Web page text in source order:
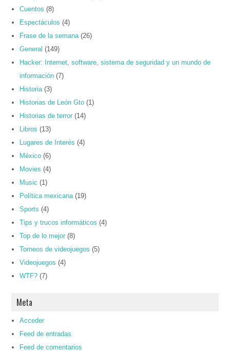
Cuentos (8)
Espectáculos (4)
Frase de la semana (26)
General (149)
Hacker: Internet, software, sistema de seguridad y un mundo de
información (7)
Historia (3)
Historias de León Gto (1)
Historias de terror (14)
Libros (13)
Lugares de Interés (4)
México (6)
Movies (4)
Music (1)
Política mexicana (19)
Sports (4)
Tips y trucos informáticos (4)
Top de lo mejor (8)
Torneos de videojuegos (5)
Videojuegos (4)
WTF? (7)
Meta
Acceder
Feed de entradas
Feed de comentarios